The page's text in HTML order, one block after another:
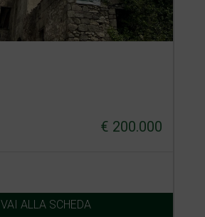
€ 200.000
VAI ALLA SCHEDA